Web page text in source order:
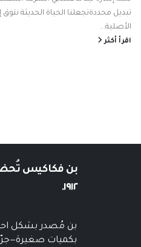
تبديل محددةتجعلنا الحياة الحديثة
الأصلية...
اقرأ أكثر
بن فكاكيس
١٩١٢.
بن مُصدر بشكل
بكميات